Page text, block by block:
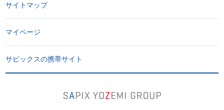
サイトマップ
マイページ
サピックスの携帯サイト